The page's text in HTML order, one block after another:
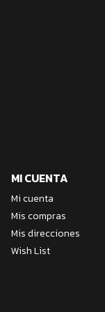
MI CUENTA
Mi cuenta
Mis compras
Mis direcciones
Wish List